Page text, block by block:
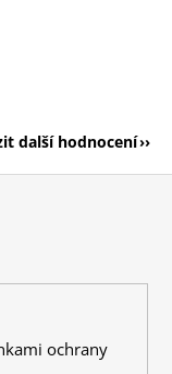
z 5 hvězdiček.
další hodnocení
ochrany